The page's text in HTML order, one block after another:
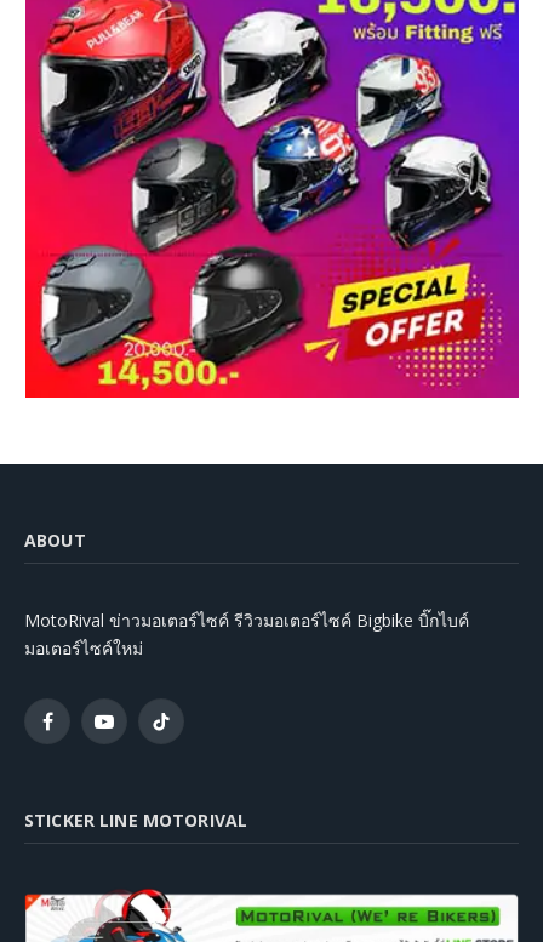
ABOUT
MotoRival ข่าวมอเตอร์ไซค์ รีวิวมอเตอร์ไซค์ Bigbike บิ๊กไบค์
มอเตอร์ไซค์ใหม่
FacebookYouTubeTikTok
STICKER LINE MOTORIVAL